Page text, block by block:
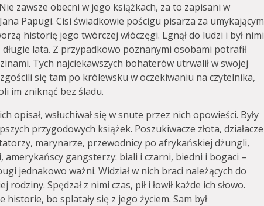
zawsze obecni w jego książkach, za to zapisani w
Papugi. Cisi świadkowie pościgu pisarza za umykającym
historię jego twórczej włóczęgi. Lgnął do ludzi i był nimi
lata. Z przypadkowo poznanymi osobami potrafił
Tych najciekawszych bohaterów utrwalił w swojej
się tam po królewsku w oczekiwaniu na czytelnika,
im zniknąć bez śladu.
opisał, wsłuchiwał się w snute przez nich opowieści. Były
przygodowych książek. Poszukiwacze złota, działacze
marynarze, przewodnicy po afrykańskiej dżungli,
amerykańscy gangsterzy: biali i czarni, biedni i bogaci –
jednakowo ważni. Widział w nich braci należących do
rodziny. Spędzał z nimi czas, pił i łowił każde ich słowo.
historie, bo splatały się z jego życiem. Sam był